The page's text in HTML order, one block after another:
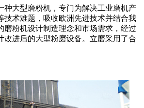
种大型磨粉机，专门为解决工业磨机产
技术难题，吸收欧洲先进技术并结合我
磨粉机设计制造理念和市场需求，经过
改进后的大型粉磨设备。立磨采用了合